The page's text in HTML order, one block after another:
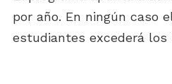
por año. En ningún caso
estudiantes excederá los